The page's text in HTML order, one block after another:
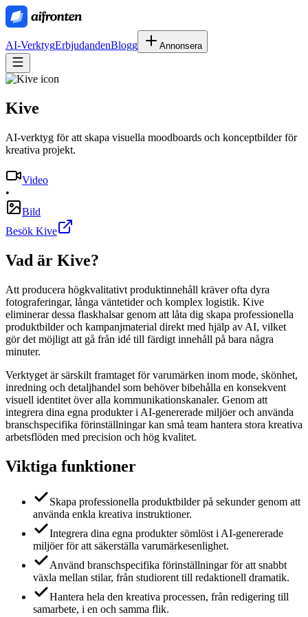
AI-VerktygErbjudandenBlogg Annonsera
Kive
AI-verktyg för att skapa visuella moodboards och konceptbilder för
kreativa projekt.
Video
•
Bild
Besök Kive
Vad är Kive?
Att producera högkvalitativt produktinnehåll kräver ofta dyra
fotograferingar, långa väntetider och komplex logistik. Kive
eliminerar dessa flaskhalsar genom att låta dig skapa professionella
produktbilder och kampanjmaterial direkt med hjälp av AI, vilket
gör det möjligt att gå från idé till färdigt innehåll på bara några
minuter.
Verktyget är särskilt framtaget för varumärken inom mode, skönhet,
inredning och detaljhandel som behöver bibehålla en konsekvent
visuell identitet över alla kommunikationskanaler. Genom att
integrera dina egna produkter i AI-genererade miljöer och använda
branschspecifika förinställningar kan små team hantera stora kreativa
arbetsflöden med precision och hög kvalitet.
Viktiga funktioner
Skapa professionella produktbilder på sekunder genom att
använda enkla kreativa instruktioner.
Integrera dina egna produkter sömlöst i AI-genererade
miljöer för att säkerställa varumärkesenlighet.
Använd branschspecifika förinställningar för att snabbt
växla mellan stilar, från studiorent till redaktionell dramatik.
Hantera hela den kreativa processen, från redigering till
samarbete, i en och samma flik.